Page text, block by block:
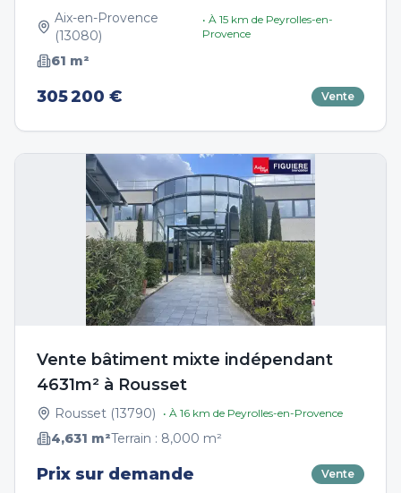
Aix-en-Provence
(13080)
• À 15km de Peyrolles-en-
Provence
61 m²
305 200 € Vente
Vente bâtiment mixte indépendant
4631m² à Rousset
Rousset (13790) • À 16 km de Peyrolles-en-Provence
4,631 m²Terrain : 8,000 m²
Prix sur demande Vente